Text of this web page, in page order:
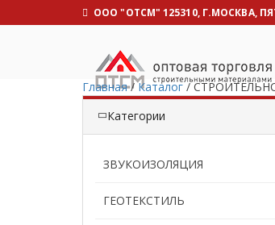
OOO "ОТСМ" 125310, Г.МОСКВА,
Главная /Каталог /
Категории
ЗВУКОИЗОЛЯЦИЯ
ГЕОТЕКСТИЛЬ